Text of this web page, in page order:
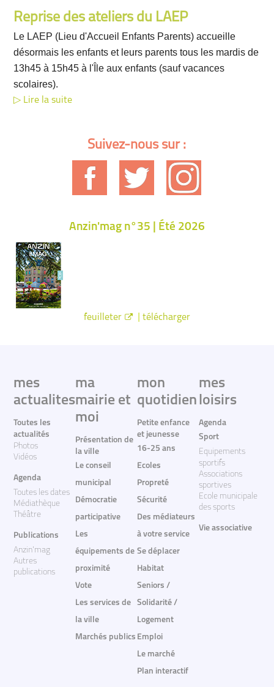
Reprise des ateliers du LAEP
Le LAEP (Lieu d'Accueil Enfants Parents) accueille
désormais les enfants et leurs parents tous les mardis de
13h45 à 15h45 à l'Île aux enfants (sauf vacances
scolaires).
Lire la suite
Suivez-nous sur :
Anzin'mag n°35 | Été 2026
feuilleter télécharger
mes
actualites
Toutes les
actualités
Photos
Vidéos
Agenda
Toutes les dates
Médiathèque
Théâtre
Publications
Anzin'mag
Autres
publications
ma
mairie et
moi
Présentation de
la ville
Le conseil
municipal
Démocratie
participative
Les
équipements de
proximité
Vote
Les services de
la ville
Marchés publics
mon
quotidien
Petite enfance
et jeunesse
16-25 ans
Ecoles
Propreté
Sécurité
Des médiateurs
à votre service
Se déplacer
Habitat
Seniors /
Solidarité /
Logement
Emploi
Le marché
Plan interactif
mes
loisirs
Agenda
Sport
Equipements
sportifs
Associations
sportives
Ecole municipale
des sports
Vie associative